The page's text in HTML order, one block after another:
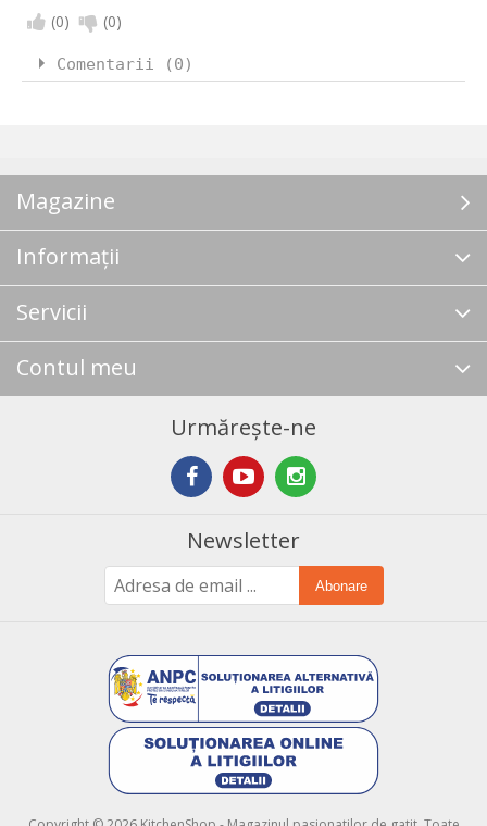
(0) (0)
Comentarii (0)
Magazine
Informații
Servicii
Contul meu
Urmărește-ne
Newsletter
Abonare